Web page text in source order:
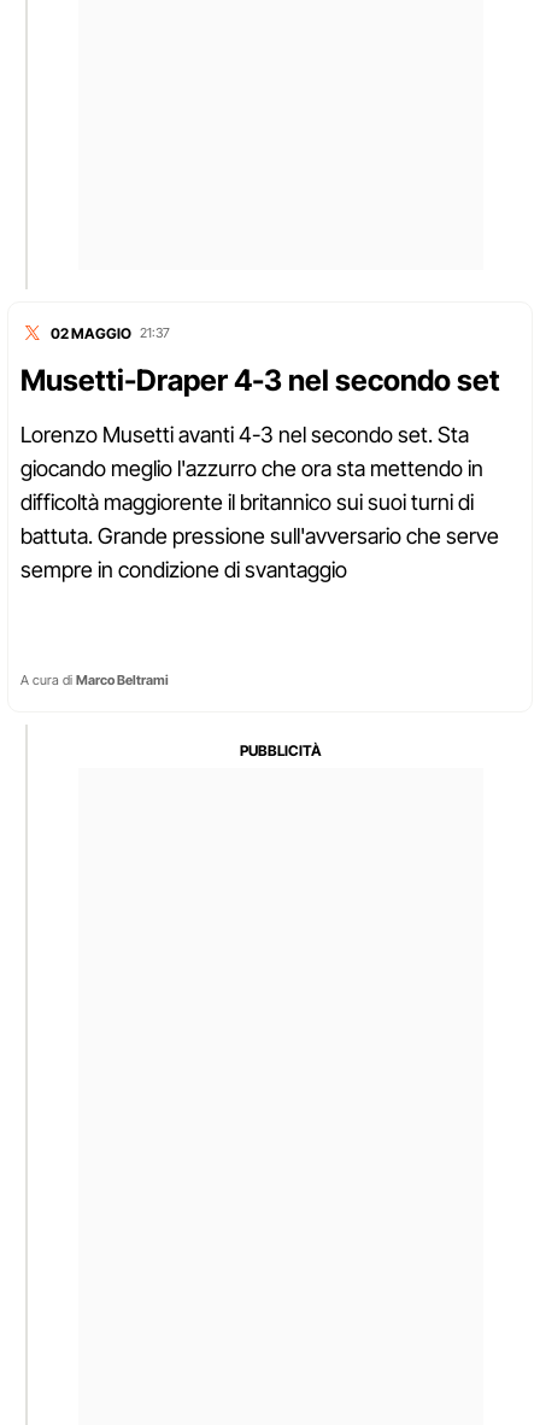
02 MAGGIO 21:37
Musetti-Draper 4-3 nel secondo set
Lorenzo Musetti avanti 4-3 nel secondo set. Sta
giocando meglio l'azzurro che ora sta mettendo in
difficoltà maggiorente il britannico sui suoi turni di
battuta. Grande pressione sull'avversario che serve
sempre in condizione di svantaggio
A cura di Marco Beltrami